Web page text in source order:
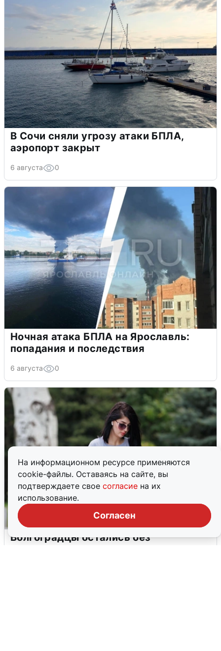
На информационном ресурсе применяются
cookie-файлы. Оставаясь на сайте, вы
подтверждаете свое согласие на их
использование.
Согласен
В Сочи сняли угрозу атаки БПЛА,
аэропорт закрыт
6 августа 0
Ночная атака БПЛА на Ярославль:
попадания и последствия
6 августа 0
Волгоградцы остались без